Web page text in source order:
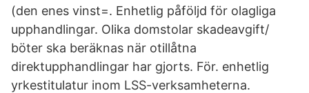
(den enes vinst=. Enhetlig påföljd för olagliga
upphandlingar. Olika domstolar skadeavgift/
böter ska beräknas när otillåtna
direktupphandlingar har gjorts. För. enhetlig
yrkestitulatur inom LSS-verksamheterna.